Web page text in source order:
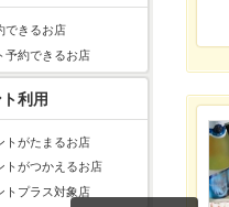
できるお店
予約できるお店
利用
トがたまるお店
トがつかえるお店
トプラス対象店